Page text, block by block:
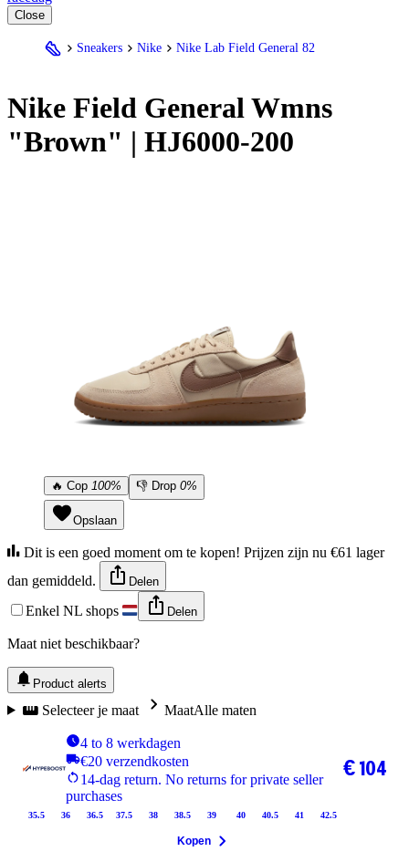
Close
Sneakers Nike Nike Lab Field General 82
Nike Field General Wmns
"Brown" | HJ6000-200
🔥 Cop 100% 👎 Drop 0%
Opslaan
Dit is een goed moment om te kopen! Prijzen zijn nu €61 lager
dan gemiddeld.
Delen
Enkel NL shops Delen
Maat niet beschikbaar?
Product alerts
Selecteer je maat MaatAlle maten
4 to 8 werkdagen
€20 verzendkosten
14-dag return. No returns for private seller
purchases
35.5 36 36.5 37.5 38 38.5 39 40 40.5 41 42.5
€ 104
Kopen